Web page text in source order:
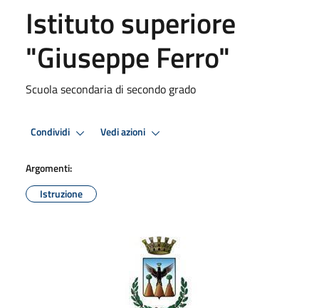
Istituto superiore
"Giuseppe Ferro"
Scuola secondaria di secondo grado
Condividi Vedi azioni
Argomenti:
Istruzione